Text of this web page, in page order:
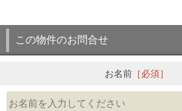
この物件のお問合せ
お名前［必須］